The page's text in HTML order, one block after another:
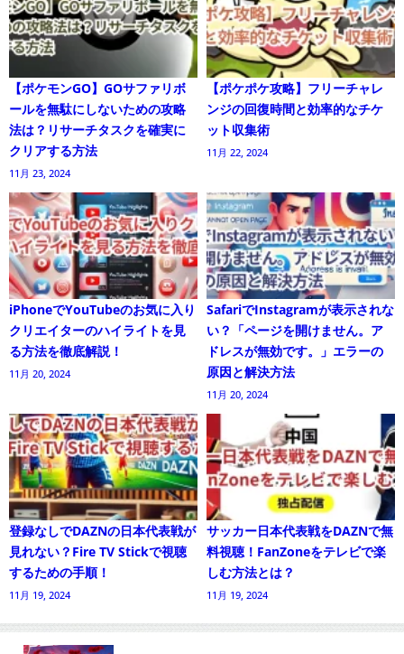
【ポケモンGO】GOサファリボ
ールを無駄にしないための攻略
法は？リサーチタスクを確実に
クリアする方法
11月 23, 2024
【ポケポケ攻略】フリーチャレ
ンジの回復時間と効率的なチケ
ット収集術
11月 22, 2024
iPhoneでYouTubeのお気に入り
クリエイターのハイライトを見
る方法を徹底解説！
11月 20, 2024
SafariでInstagramが表示されな
い？「ページを開けません。ア
ドレスが無効です。」エラーの
原因と解決方法
11月 20, 2024
登録なしでDAZNの日本代表戦が
見れない？Fire TV Stickで視聴
するための手順！
11月 19, 2024
サッカー日本代表戦をDAZNで無
料視聴！FanZoneをテレビで楽
しむ方法とは？
11月 19, 2024